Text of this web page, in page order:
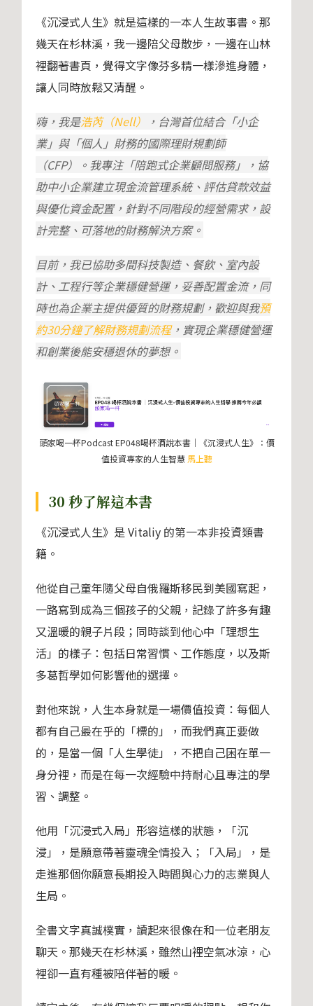
《沉浸式人生》就是這樣的一本人生故事書。那
幾天在杉林溪，我一邊陪父母散步，一邊在山林
裡翻著書頁，覺得文字像芬多精一樣滲進身體，
讓人同時放鬆又清醒。
嗨，我是浩芮（Nell） ， 台灣首位結合「小企
業」與「個人」財務的國際理財規劃師
（CFP）。我專注「陪跑式企業顧問服務」，協
助中小企業建立現金流管理系統、評估貸款效益
與優化資金配置，針對不同階段的經營需求，設
計完整、可落地的財務解決方案。
目前，我已協助多間科技製造、餐飲、室內設
計、工程行等企業穩健營運，妥善配置金流，同
時也為企業主提供優質的財務規劃，歡迎與我預
約30分鐘了解財務規劃流程，實現企業穩健營運
和創業後能安穩退休的夢想。
頭家喝一杯Podcast EP048喝杯酒說本書｜《沉浸式人生》：價
值投資專家的人生智慧 馬上聽
30 秒了解這本書
《沉浸式人生》是 Vitaliy 的第一本非投資類書
籍。
他從自己童年隨父母自俄羅斯移民到美國寫起，
一路寫到成為三個孩子的父親，記錄了許多有趣
又溫暖的親子片段；同時談到他心中「理想生
活」的樣子：包括日常習慣、工作態度，以及斯
多葛哲學如何影響他的選擇。
對他來說，人生本身就是一場價值投資：每個人
都有自己最在乎的「標的」，而我們真正要做
的，是當一個「人生學徒」，不把自己困在單一
身分裡，而是在每一次經驗中持耐心且專注的學
習、調整。
他用「沉浸式入局」形容這樣的狀態，「沉
浸」，是願意帶著靈魂全情投入；「入局」，是
走進那個你願意長期投入時間與心力的志業與人
生局。
全書文字真誠樸實，讀起來很像在和一位老朋友
聊天。那幾天在杉林溪，雖然山裡空氣冰涼，心
裡卻一直有種被陪伴著的暖。